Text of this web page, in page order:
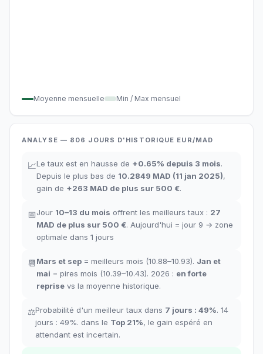
Moyenne mensuelle Min / Max mensuel
ANALYSE — 806 JOURS D'HISTORIQUE EUR/MAD
📈Le taux est en hausse de +0.65% depuis 3 mois.
Depuis le plus bas de 10.2849 MAD (11 jan 2025),
gain de +263 MAD de plus sur 500 €.
📅Jour 10–13 du mois offrent les meilleurs taux : 27
MAD de plus sur 500 €. Aujourd'hui = jour 9 → zone
optimale dans 1 jours
📆Mars et sep = meilleurs mois (10.88–10.93). Jan et
mai = pires mois (10.39–10.43). 2026 : en forte
reprise vs la moyenne historique.
⚖️Probabilité d'un meilleur taux dans 7 jours : 49%. 14
jours : 49%. dans le Top 21%, le gain espéré en
attendant est incertain.